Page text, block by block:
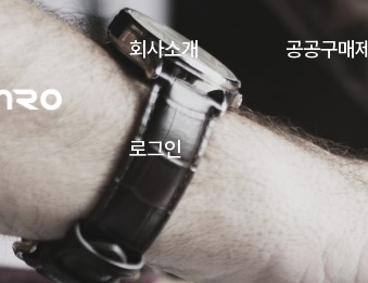
회사소개 공공구매
로그인